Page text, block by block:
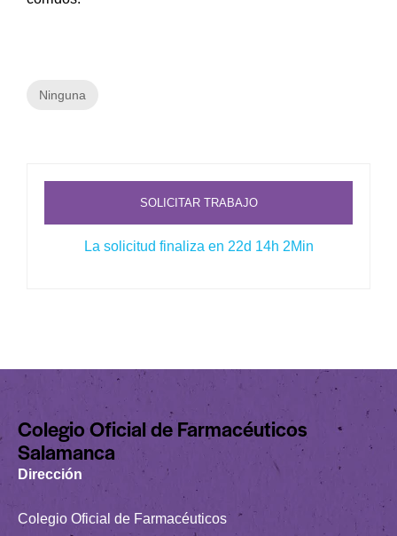
Ninguna
SOLICITAR TRABAJO
La solicitud finaliza en 22d 14h 2Min
Colegio Oficial de Farmacéuticos
Salamanca
Dirección
Colegio Oficial de Farmacéuticos